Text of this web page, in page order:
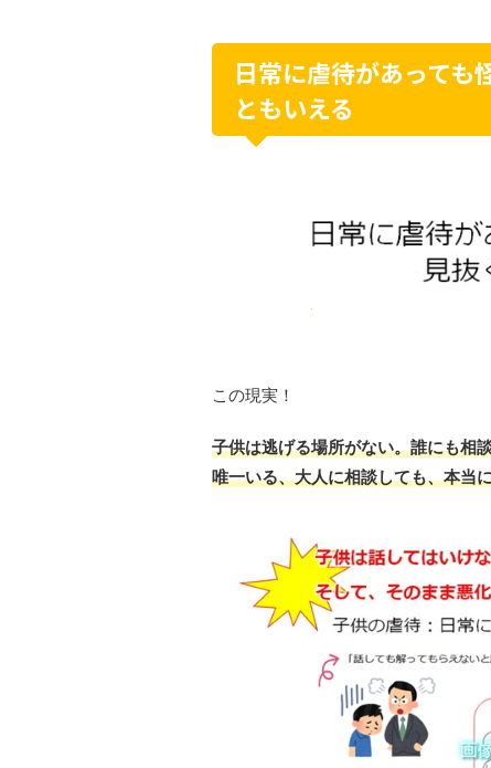
日常に虐待があっても
ともいえる
この現実！
子供は逃げる場所がない。誰にも相
唯一いる、大人に相談しても、本当